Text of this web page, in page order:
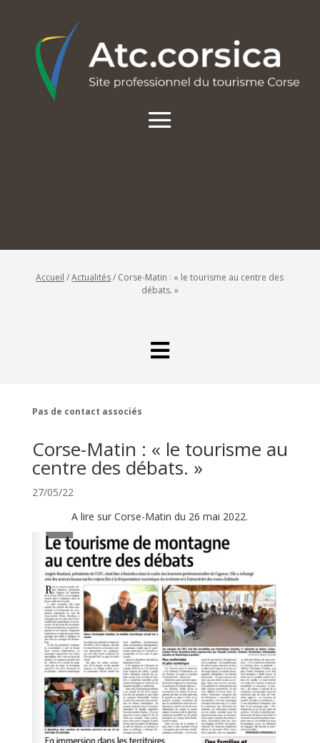
Accueil /Actualités/ Corse-Matin : « le tourisme au centre des
débats. »

Pas de contact associés
Corse-Matin : « le tourisme au
centre des débats. »
27/05/22
A lire sur Corse-Matin du 26 mai 2022.